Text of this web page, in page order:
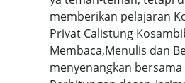
memberikan pelajaran
Privat Calistung
Membaca,Menulis dan
menyenangkan